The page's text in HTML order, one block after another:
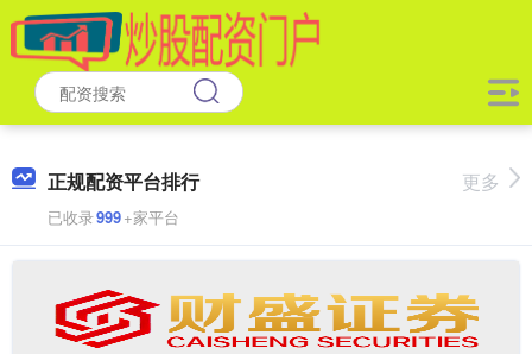
正规配资平台排行
已收录999+家平台
更多